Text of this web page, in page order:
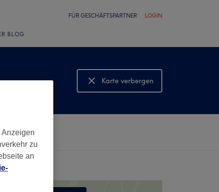
FÜR GESCHÄFTSPARTNER LOGIN
BLOG
Karte verbergen
Karte anzeigen
zu
an